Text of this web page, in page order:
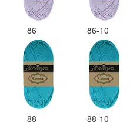
86 86-10
88 88-10